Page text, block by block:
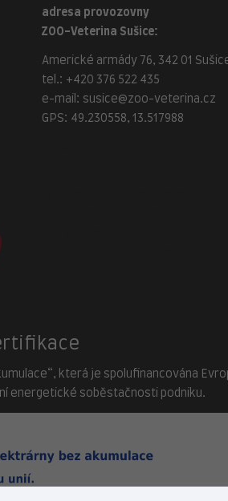
adresa provozovny
ZOO-Veterina Sušice:
Americké armády 76, 342 01 Sušice
tel.: +420 376 522 435
e-mail: susice@zoo-veterina.cz
GPS: 49.230558, 13.517988
která je spolufinancována
energetické soběstačnosti podniku.